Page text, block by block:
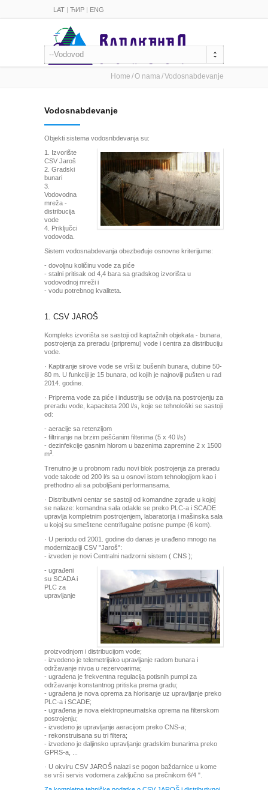
LAT | ЋИР | ENG
--Vodovod
Home O nama Vodosnabdevanje
Vodosnabdevanje
Objekti sistema vodosnbdevanja su:
1. Izvorište
CSV Jaroš
2. Gradski
bunari
3.
Vodovodna
mreža -
distribucija
vode
4. Priključci
vodovoda.
Sistem vodosnabdevanja obezbeđuje osnovne kriterijume:
- dovoljnu količinu vode za piće
- stalni pritisak od 4,4 bara sa gradskog izvorišta u
vodovodnoj mreži i
- vodu potrebnog kvaliteta.
1. CSV JAROŠ
Kompleks izvorišta se sastoji od kaptažnih objekata - bunara,
postrojenja za preradu (pripremu) vode i centra za distribuciju
vode.
· Kaptiranje sirove vode se vrši iz bušenih bunara, dubine 50-
80 m. U funkciji je 15 bunara, od kojih je najnoviji pušten u rad
2014. godine.
· Priprema vode za piće i industriju se odvija na postrojenju za
preradu vode, kapaciteta 200 l/s, koje se tehnološki se sastoji
od:
- aeracije sa retenzijom
- filtriranje na brzim pešćanim filterima (5 x 40 l/s)
- dezinfekcije gasnim hlorom u bazenima zapremine 2 x 1500
m3
Trenutno je u probnom radu novi blok postrojenja za preradu
vode takođe od 200 l/s sa u osnovi istom tehnologijom kao i
prethodno ali sa poboljšani performansama.
· Distributivni centar se sastoji od komandne zgrade u kojoj
se nalaze: komandna sala odakle se preko PLC-a i SCADE
upravlja kompletnim postrojenjem, labaratorija i mašinska sala
u kojoj su smeštene centrifugalne potisne pumpe (6 kom).
· U periodu od 2001. godine do danas je urađeno mnogo na
modernizaciji CSV "Jaroš":
- izveden je novi Centralni nadzorni sistem ( CNS );
- ugrađeni
su SCADA i
PLC za
upravljanje
proizvodnjom i distribucijom vode;
- izvedeno je telemetrijsko upravljanje radom bunara i
održavanje nivoa u rezervoarima;
- ugrađena je frekventna regulacija potisnih pumpi za
održavanje konstantnog pritiska prema gradu;
- ugrađena je nova oprema za hlorisanje uz upravljanje preko
PLC-a i SCADE;
- ugrađena je nova elektropneumatska oprema na filterskom
postrojenju;
- izvedeno je upravljanje aeracijom preko CNS-a;
- rekonstruisana su tri filtera;
- izvedeno je daljinsko upravljanje gradskim bunarima preko
GPRS-a, ...
· U okviru CSV JAROŠ nalazi se pogon baždarnice u kome
se vrši servis vodomera zaključno sa prečnikom 6/4 ".